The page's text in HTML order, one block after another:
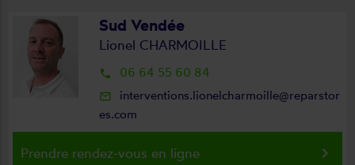
Sud Vendée
Lionel CHARMOILLE
local_phone 06 64 55 60 84
mail_outline
interventions.lionelcharmoille@reparstor
es.com
Prendre rendez-vous en ligne keyboard_arrow_right